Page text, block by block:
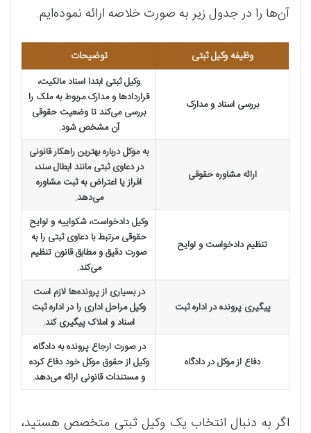
آن‌ها را در جدول زیر به صورت خلاصه ارائه نموده‌ایم.
وظیفه وکیل ثبتی توضیحات
بررسی اسناد و مدارک
وکیل ثبتی ابتدا اسناد مالکیت،
قراردادها و مدارک مربوط به ملک را
بررسی می‌کند تا وضعیت حقوقی
آن مشخص شود.
ارائه مشاوره حقوقی
به موکل درباره بهترین راهکار قانونی
در دعاوی ثبتی مانند ابطال سند،
افراز یا اعتراض به ثبت مشاوره
می‌دهد.
تنظیم دادخواست و لوایح
وکیل دادخواست، شکواییه و لوایح
حقوقی مرتبط با دعاوی ثبتی را به
صورت دقیق و مطابق قانون تنظیم
می‌کند.
پیگیری پرونده در اداره ثبت
در بسیاری از پرونده‌ها لازم است
وکیل مراحل اداری را در اداره ثبت
اسناد و املاک پیگیری کند.
دفاع از موکل در دادگاه
در صورت ارجاع پرونده به دادگاه،
وکیل از حقوق موکل خود دفاع کرده
و مستندات قانونی ارائه می‌دهد.
اگر به دنبال انتخاب یک وکیل ثبتی متخصص هستید،